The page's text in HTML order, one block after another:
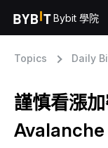
Bybit 學院
Topics Daily
謹慎看漲
Avalanche